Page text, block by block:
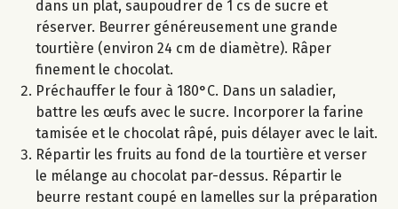
dans un plat, saupoudrer de 1 cs de sucre et
réserver. Beurrer généreusement une grande
tourtière (environ 24 cm de diamètre). Râper
finement le chocolat.
Préchauffer le four à 180°C. Dans un saladier,
battre les œufs avec le sucre. Incorporer la farine
tamisée et le chocolat râpé, puis délayer avec le lait.
Répartir les fruits au fond de la tourtière et verser
le mélange au chocolat par-dessus. Répartir le
beurre restant coupé en lamelles sur la préparation